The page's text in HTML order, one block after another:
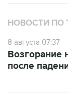
НОВОСТИ ПО
8 августа 07:37
Возгорание
после